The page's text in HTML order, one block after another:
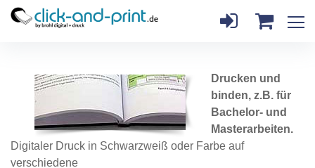
Drucken und
binden, z.B. für
Bachelor- und
Masterarbeiten.
Digitaler Druck in Schwarzweiß oder Farbe auf
verschiedene